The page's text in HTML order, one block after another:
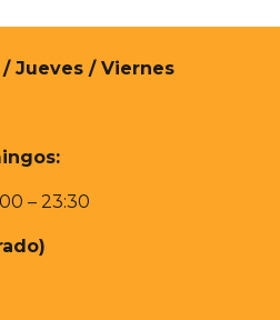
Jueves / Viernes
– 23:30